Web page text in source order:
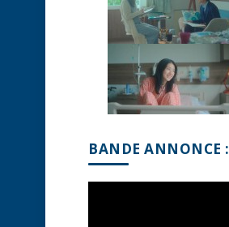
BANDE ANNONCE :